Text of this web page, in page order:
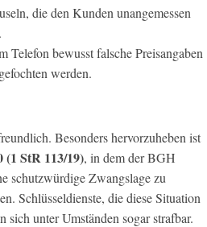
die den Kunden unangemessen
Telefon bewusst falsche Preisangaben
werden.
Besonders hervorzuheben ist
(1 StR 113/19), in dem der BGH
schutzwürdige Zwangslage zu
Schlüsseldienste, die diese Situation
unter Umständen sogar strafbar.